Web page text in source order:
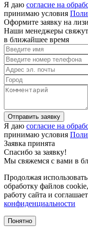
Я даю согласие на
принимаю условия
Оформите заявку на
Наши менеджеры
в ближайшее время
Отправить заявку
Я даю согласие на
принимаю условия
Заявка принята
Спасибо за заявку!
Мы свяжемся с вами в
Продолжая
обработку файлов
работу сайта и
конфиденциальности
Понятно